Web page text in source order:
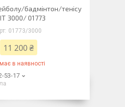
бадмінтон/тенісу
3000/ 01773
01773/3000
11 200 ₴
в наявності
53-17